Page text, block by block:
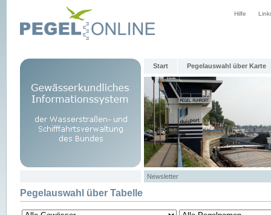
Hilfe
Start Pegelauswahl über Karte
Newsletter
Pegelauswahl über Tabelle